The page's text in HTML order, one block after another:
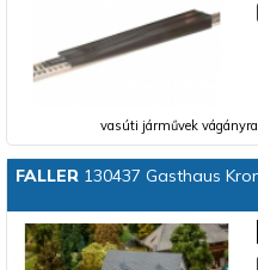
vasúti járművek
FALLER130437 Gasthaus